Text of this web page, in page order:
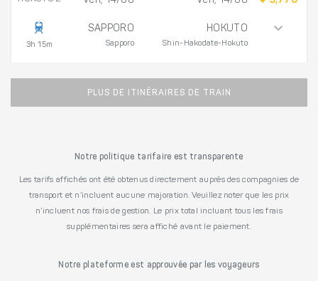
3h 15m
SAPPORO
Sapporo
HOKUTO
Shin-Hakodate-Hokuto
PLUS DE ITINÉRAIRES DE TRAIN
Notre politique tarifaire est transparente
Les tarifs affichés ont été obtenus directement auprès des compagnies de
transport et n’incluent aucune majoration. Veuillez noter que les prix
n’incluent nos frais de gestion. Le prix total incluant tous les frais
supplémentaires sera affiché avant le paiement.
Notre plateforme est approuvée par les voyageurs